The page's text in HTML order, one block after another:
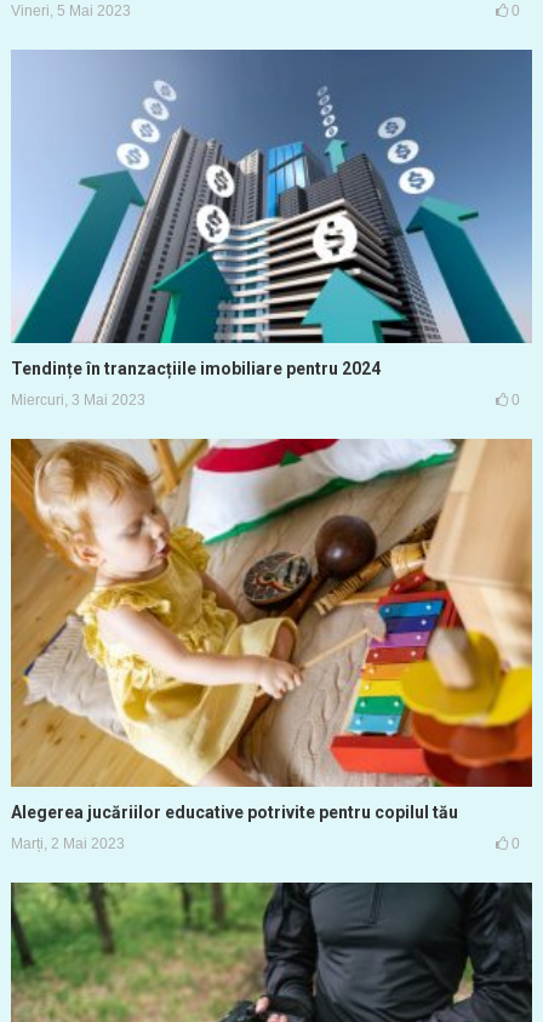
Vineri, 5 Mai 2023 0
Tendințe în tranzacțiile imobiliare pentru 2024
Miercuri, 3 Mai 2023 0
Alegerea jucăriilor educative potrivite pentru copilul tău
Marți, 2 Mai 2023 0